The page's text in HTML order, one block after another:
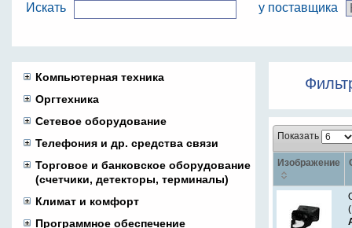
Искать у поставщика
Компьютерная техника
Оргтехника
Сетевое оборудование
Телефония и др. средства связи
Торговое и банковское оборудование
(счетчики, детекторы, терминалы)
Климат и комфорт
Программное обеспечение
Показать
Изображение